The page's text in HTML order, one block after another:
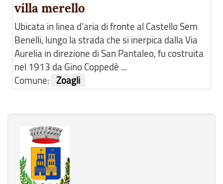
villa merello
Ubicata in linea d’aria di fronte al Castello Sem
Benelli, lungo la strada che si inerpica dalla Via
Aurelia in direzione di San Pantaleo, fu costruita
nel 1913 da Gino Coppedè ...
Comune: Zoagli